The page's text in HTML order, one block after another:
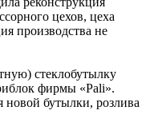
цехов, цеха
производства не
стеклобутылку
фирмы «Pali».
новой бутылки, розлива